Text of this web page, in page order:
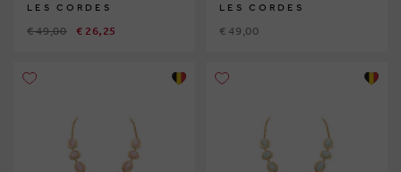
LES CORDES
€ 49,00 € 26,25
LES CORDES
€ 49,00